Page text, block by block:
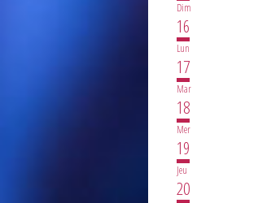
Dim
16
Lun
17
Mar
18
Mer
19
Jeu
20